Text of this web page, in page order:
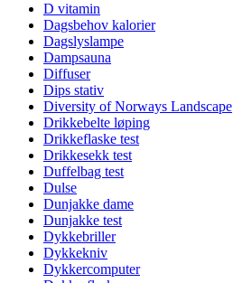
D vitamin
Dagsbehov kalorier
Dagslyslampe
Dampsauna
Diffuser
Dips stativ
Diversity of Norways Landscape
Drikkebelte løping
Drikkeflaske test
Drikkesekk test
Duffelbag test
Dulse
Dunjakke dame
Dunjakke test
Dykkebriller
Dykkekniv
Dykkercomputer